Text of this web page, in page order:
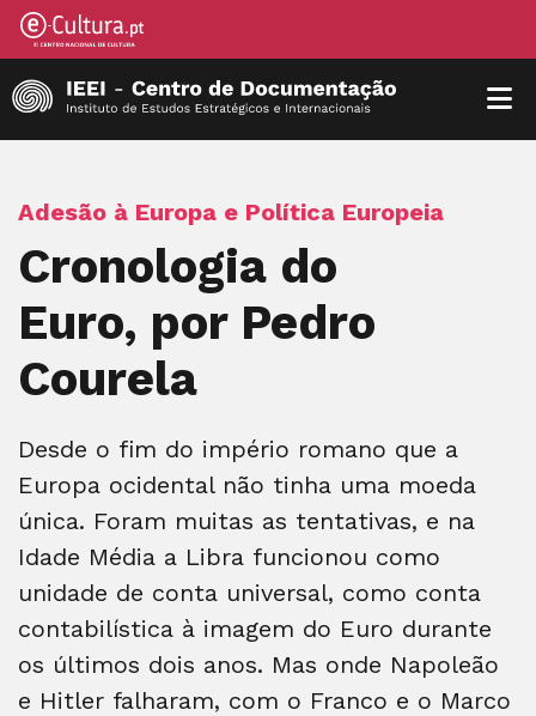
Adesão à Europa e Política Europeia
Cronologia do
Euro, por Pedro
Courela
Desde o fim do império romano que a
Europa ocidental não tinha uma moeda
única. Foram muitas as tentativas, e na
Idade Média a Libra funcionou como
unidade de conta universal, como conta
contabilística à imagem do Euro durante
os últimos dois anos. Mas onde Napoleão
e Hitler falharam, com o Franco e o Marco